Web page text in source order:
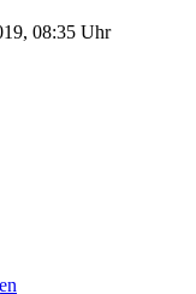
08:35 Uhr